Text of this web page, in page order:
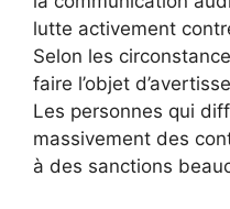
lutte activement
Selon les
faire l’objet
Les personnes qui
massivement des
à des sanctions